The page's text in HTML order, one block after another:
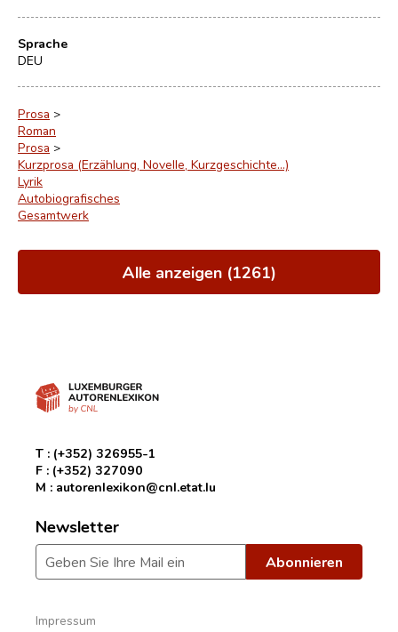
Sprache
DEU
Prosa >
Roman
Prosa >
Kurzprosa (Erzählung, Novelle, Kurzgeschichte…)
Lyrik
Autobiografisches
Gesamtwerk
Alle anzeigen (1261)
T : (+352) 326955-1
F : (+352) 327090
M : autorenlexikon@cnl.etat.lu
Newsletter
Impressum